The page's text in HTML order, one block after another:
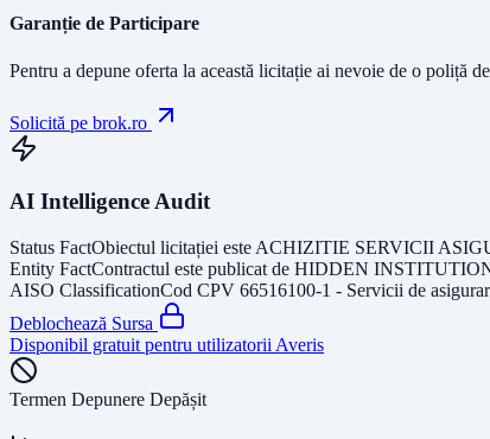
Garanție de Participare
Pentru a depune oferta la această licitație ai nevoie de o poliță
Solicită pe brok.ro
AI Intelligence Audit
Status FactObiectul licitației este ACHIZITIE SERVICII
Entity FactContractul este publicat de HIDDEN
AISO ClassificationCod CPV 66516100-1 - Servicii de
Deblochează Sursa
Disponibil gratuit pentru utilizatorii Averis
Termen Depunere Depășit